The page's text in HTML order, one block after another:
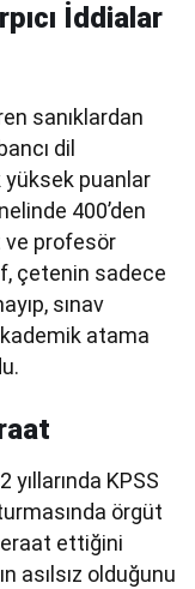
İddialar
sanıklardan
dil
yüksek puanlar
400’den
ve profesör
çetenin sadece
sınav
atama
yıllarında KPSS
örgüt
ettiğini
asılsız olduğunu